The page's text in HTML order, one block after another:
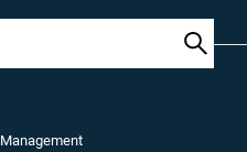
Management